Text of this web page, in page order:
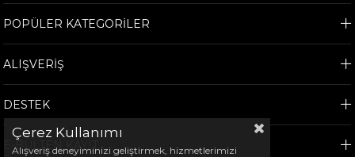
POPÜLER KATEGORİLER
ALIŞVERİŞ
DESTEK
E-BÜLTEN KAYIT
Çerez Kullanımı
Alışveriş deneyiminizi geliştirmek, hizmetlerimizi